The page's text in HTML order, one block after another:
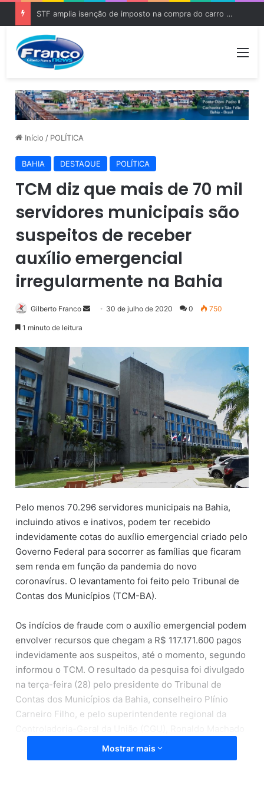
STF amplia isenção de imposto na compra do carro zero para PCD e pessoas com autismo
Início / POLÍTICA
BAHIA DESTAQUE POLÍTICA
TCM diz que mais de 70 mil
servidores municipais são
suspeitos de receber
auxílio emergencial
irregularmente na Bahia
Gilberto Franco
u
m
e
-
m
a
i
l
30 de julho de 2020 0 750
1 minuto de leitura
Pelo menos 70.296 servidores municipais na Bahia,
incluindo ativos e inativos, podem ter recebido
indevidamente cotas do auxílio emergencial criado pelo
Governo Federal para socorrer as famílias que ficaram
sem renda em função da pandemia do novo
coronavírus. O levantamento foi feito pelo Tribunal de
Contas dos Municípios (TCM-BA).
Os indícios de fraude com o auxílio emergencial podem
envolver recursos que chegam a R$ 117.171.600 pagos
indevidamente aos suspeitos, até o momento, segundo
informou o TCM. O resultado da pesquisa foi divulgado
na terça-feira (28) pelo presidente do Tribunal de
Contas dos Municípios da Bahia, conselheiro Plínio
Carneiro Filho, e pelo superintendente regional da
Mostrar mais